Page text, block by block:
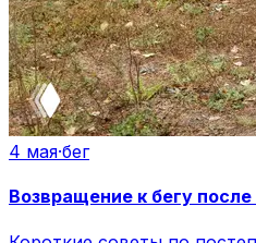
4 мая·бег
Возвращение к бегу